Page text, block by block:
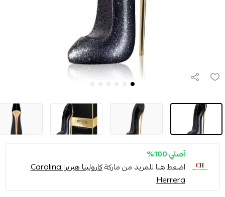
أصلي 100%
اضغط هنا للمزيد من ماركة
كارولينا هيريرا Carolina
Herrera